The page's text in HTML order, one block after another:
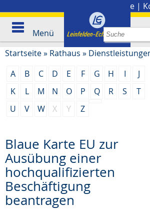
Presse |
Menü
Startseite» Rathaus »
A
B C D E F G H I
J
K
L M N O P Q R S
T
U
V W X Y Z
Blaue Karte EU zur
Ausübung einer
hochqualifizierten
Beschäftigung
beantragen